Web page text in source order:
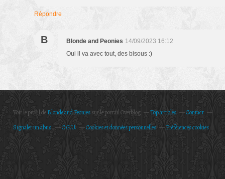
Répondre
B Blonde and Peonies 14/09/2023 16:12
Oui il va avec tout, des bisous :)
Voir le profil deBlonde and Peoniessur le portail Overblog Top articles
Contact
Signaler un abus
C.G.U. Cookies et données personnelles Préférences cookies